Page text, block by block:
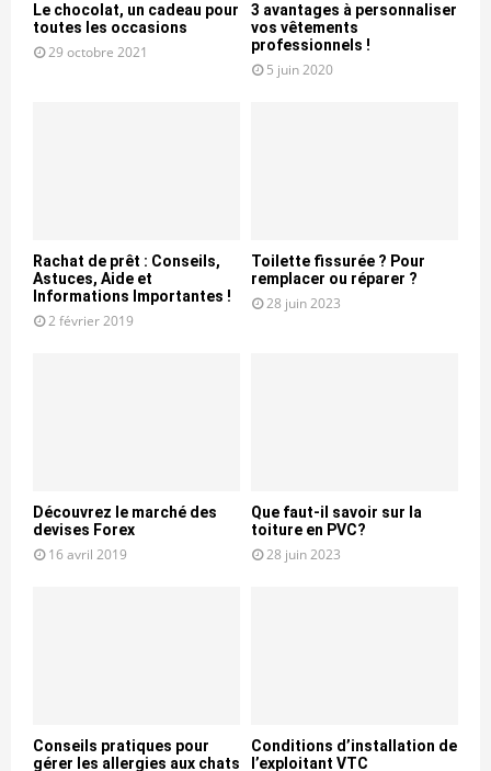
Le chocolat, un cadeau pour
toutes les occasions
29 octobre 2021
3 avantages à personnaliser
vos vêtements
professionnels !
5 juin 2020
Rachat de prêt : Conseils,
Astuces, Aide et
Informations Importantes !
2 février 2019
Toilette fissurée ? Pour
remplacer ou réparer ?
28 juin 2023
Découvrez le marché des
devises Forex
16 avril 2019
Que faut-il savoir sur la
toiture en PVC?
28 juin 2023
Conseils pratiques pour
gérer les allergies aux chats
Conditions d’installation de
l’exploitant VTC